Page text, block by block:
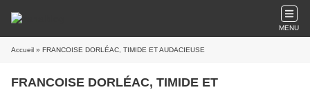
MENU
Accueil » FRANCOISE DORLÉAC, TIMIDE ET AUDACIEUSE
FRANCOISE DORLÉAC, TIMIDE ET